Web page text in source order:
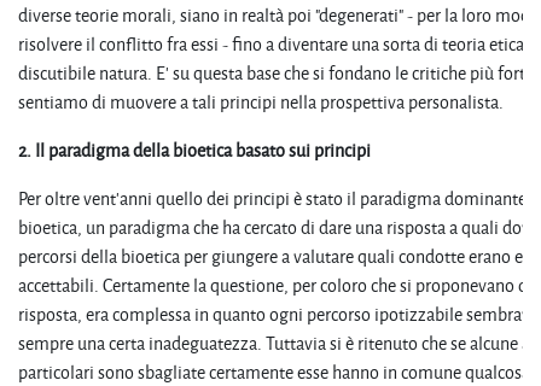
diverse teorie morali, siano in realtà poi "degenerati" - per la loro
risolvere il conflitto fra essi - fino a diventare una sorta di teoria etica
discutibile natura. E' su questa base che si fondano le critiche più forti
sentiamo di muovere a tali principi nella prospettiva personalista.
2.Ilparadigmadellabioeticabasatosuiprincipi
Per oltre vent'anni quello dei principi è stato il paradigma dominante
bioetica, un paradigma che ha cercato di dare una risposta a quali
percorsi della bioetica per giungere a valutare quali condotte erano
accettabili. Certamente la questione, per coloro che si proponevano di
risposta, era complessa in quanto ogni percorso ipotizzabile
sempre una certa inadeguatezza. Tuttavia si è ritenuto che se alcune
particolari sono sbagliate certamente esse hanno in comune qualcosa